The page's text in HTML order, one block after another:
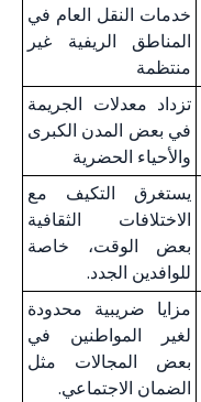
خدمات النقل العام في
المناطق الريفية غير
منتظمة
تزداد معدلات الجريمة
في بعض المدن الكبرى
والأحياء الحضرية
يستغرق التكيف مع
الاختلافات الثقافية
بعض الوقت، خاصة
للوافدين الجدد.
مزايا ضريبية محدودة
لغير المواطنين في
بعض المجالات مثل
الضمان الاجتماعي.